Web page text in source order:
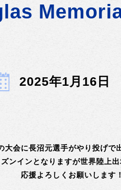
2025年1月16日
大会に長沼元選手がやり投げで
ンインとなりますが世界陸上出
応援よろしくお願いします！